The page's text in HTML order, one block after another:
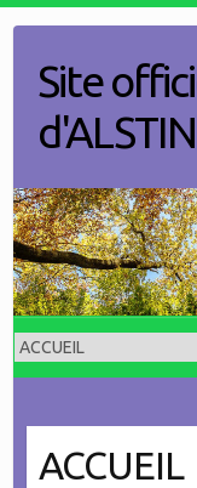
contentSite
ACCUEIL